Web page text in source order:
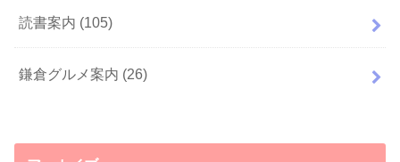
読書案内 (105)
鎌倉グルメ案内 (26)